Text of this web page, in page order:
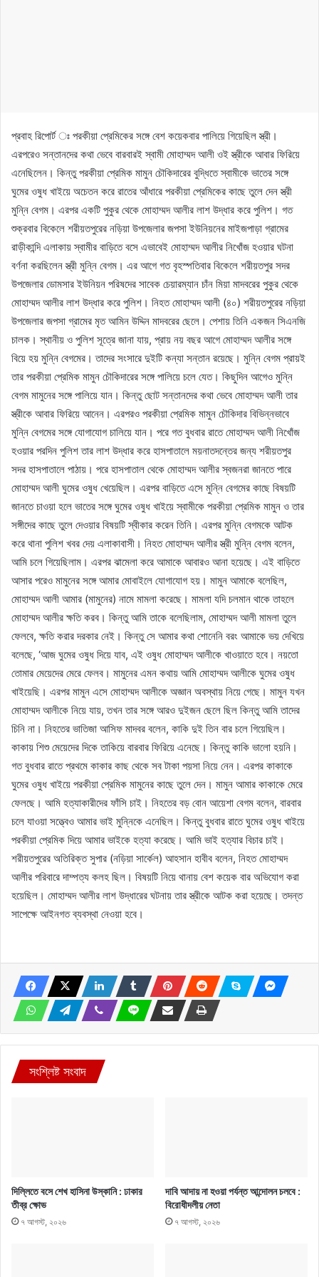
প্রবাহ রিপোর্ট ঃ পরকীয়া প্রেমিকের সঙ্গে বেশ কয়েকবার পালিয়ে গিয়েছিল স্ত্রী।
এরপরেও সন্তানদের কথা ভেবে বারবারই স্বামী মোহাম্মদ আলী ওই স্ত্রীকে আবার ফিরিয়ে
এনেছিলেন। কিন্তু পরকীয়া প্রেমিক মামুন চৌকিদারের বুদ্ধিতে স্বামীকে ভাতের সঙ্গে
ঘুমের ওষুধ খাইয়ে অচেতন করে রাতের আঁধারে পরকীয়া প্রেমিকের কাছে তুলে দেন স্ত্রী
মুন্নি বেগম। এরপর একটি পুকুর থেকে মোহাম্মদ আলীর লাশ উদ্ধার করে পুলিশ। গত
শুক্রবার বিকেলে শরীয়তপুরের নড়িয়া উপজেলার জপসা ইউনিয়নের মাইজপাড়া গ্রামের
রাড়ীকান্দি এলাকায় স্বামীর বাড়িতে বসে এভাবেই মোহাম্মদ আলীর নিখোঁজ হওয়ার ঘটনা
বর্ণনা করছিলেন স্ত্রী মুন্নি বেগম। এর আগে গত বৃহস্পতিবার বিকেলে শরীয়তপুর সদর
উপজেলার ডোমসার ইউনিয়ন পরিষদের সাবেক চেয়ারম্যান চাঁন মিয়া মাদবরের পুকুর থেকে
মোহাম্মদ আলীর লাশ উদ্ধার করে পুলিশ। নিহত মোহাম্মদ আলী (৪০) শরীয়তপুরের নড়িয়া
উপজেলার জপসা গ্রামের মৃত আমিন উদ্দিন মাদবরের ছেলে। পেশায় তিনি একজন সিএনজি
চালক। স্থানীয় ও পুলিশ সূত্রে জানা যায়, প্রায় নয় বছর আগে মোহাম্মদ আলীর সঙ্গে
বিয়ে হয় মুন্নি বেগমের। তাদের সংসারে দুইটি কন্যা সন্তান রয়েছে। মুন্নি বেগম প্রায়ই
তার পরকীয়া প্রেমিক মামুন চৌকিদারের সঙ্গে পালিয়ে চলে যেত। কিছুদিন আগেও মুন্নি
বেগম মামুনের সঙ্গে পালিয়ে যান। কিন্তু ছোট সন্তানদের কথা ভেবে মোহাম্মদ আলী তার
স্ত্রীকে আবার ফিরিয়ে আনেন। এরপরও পরকীয়া প্রেমিক মামুন চৌকিদার বিভিন্নভাবে
মুন্নি বেগমের সঙ্গে যোগাযোগ চালিয়ে যান। পরে গত বুধবার রাতে মোহাম্মদ আলী নিখোঁজ
হওয়ার পরদিন পুলিশ তার লাশ উদ্ধার করে হাসপাতালে ময়নাতদন্তের জন্য শরীয়তপুর
সদর হাসপাতালে পাঠায়। পরে হাসপাতাল থেকে মোহাম্মদ আলীর স্বজনরা জানতে পারে
মোহাম্মদ আলী ঘুমের ওষুধ খেয়েছিল। এরপর বাড়িতে এসে মুন্নি বেগমের কাছে বিষয়টি
জানতে চাওয়া হলে ভাতের সঙ্গে ঘুমের ওষুধ খাইয়ে স্বামীকে পরকীয়া প্রেমিক মামুন ও তার
সঙ্গীদের কাছে তুলে দেওয়ার বিষয়টি স্বীকার করেন তিনি। এরপর মুন্নি বেগমকে আটক
করে থানা পুলিশ খবর দেয় এলাকাবাসী। নিহত মোহাম্মদ আলীর স্ত্রী মুন্নি বেগম বলেন,
আমি চলে গিয়েছিলাম। এরপর ঝামেলা করে আমাকে আবারও আনা হয়েছে। এই বাড়িতে
আসার পরেও মামুনের সঙ্গে আমার মোবাইলে যোগাযোগ হয়। মামুন আমাকে বলেছিল,
মোহাম্মদ আলী আমার (মামুনের) নামে মামলা করেছে। মামলা যদি চলমান থাকে তাহলে
মোহাম্মদ আলীর ক্ষতি করব। কিন্তু আমি তাকে বলেছিলাম, মোহাম্মদ আলী মামলা তুলে
ফেলবে, ক্ষতি করার দরকার নেই। কিন্তু সে আমার কথা শোনেনি বরং আমাকে ভয় দেখিয়ে
বলেছে, ‘আজ ঘুমের ওষুধ দিয়ে যাব, এই ওষুধ মোহাম্মদ আলীকে খাওয়াতে হবে। নয়তো
তোমার মেয়েদের মেরে ফেলব। মামুনের এমন কথায় আমি মোহাম্মদ আলীকে ঘুমের ওষুধ
খাইয়েছি। এরপর মামুন এসে মোহাম্মদ আলীকে অজ্ঞান অবস্থায় নিয়ে গেছে। মামুন যখন
মোহাম্মদ আলীকে নিয়ে যায়, তখন তার সঙ্গে আরও দুইজন ছেলে ছিল কিন্তু আমি তাদের
চিনি না। নিহতের ভাতিজা আসিফ মাদবর বলেন, কাকি দুই তিন বার চলে গিয়েছিল।
কাকায় শিশু মেয়েদের দিকে তাকিয়ে বারবার ফিরিয়ে এনেছে। কিন্তু কাকি ভালো হয়নি।
গত বুধবার রাতে প্রথমে কাকার কাছ থেকে সব টাকা পয়সা নিয়ে নেন। এরপর কাকাকে
ঘুমের ওষুধ খাইয়ে পরকীয়া প্রেমিক মামুনের কাছে তুলে দেন। মামুন আমার কাকাকে মেরে
ফেলছে। আমি হত্যাকারীদের ফাঁসি চাই। নিহতের বড় বোন আয়েশা বেগম বলেন, বারবার
চলে যাওয়া সত্ত্বেও আমার ভাই মুন্নিকে এনেছিল। কিন্তু বুধবার রাতে ঘুমের ওষুধ খাইয়ে
পরকীয়া প্রেমিক দিয়ে আমার ভাইকে হত্যা করেছে। আমি ভাই হত্যার বিচার চাই।
শরীয়তপুরের অতিরিক্ত সুপার (নড়িয়া সার্কেল) আহসান হাবীব বলেন, নিহত মোহাম্মদ
আলীর পরিবারে দাম্পত্য কলহ ছিল। বিষয়টি নিয়ে থানায় বেশ কয়েক বার অভিযোগ করা
হয়েছিল। মোহাম্মদ আলীর লাশ উদ্ধারের ঘটনায় তার স্ত্রীকে আটক করা হয়েছে। তদন্ত
সাপেক্ষে আইনগত ব্যবস্থা নেওয়া হবে।
সংশ্লিষ্ট সংবাদ
দিল্লিতে বসে শেখ হাসিনা উস্কানি : ঢাকার
তীব্র ক্ষোভ
৭ আগস্ট, ২০২৬
দাবি আদায় না হওয়া পর্যন্ত আন্দোলন চলবে :
বিরোধীদলীয় নেতা
৭ আগস্ট, ২০২৬